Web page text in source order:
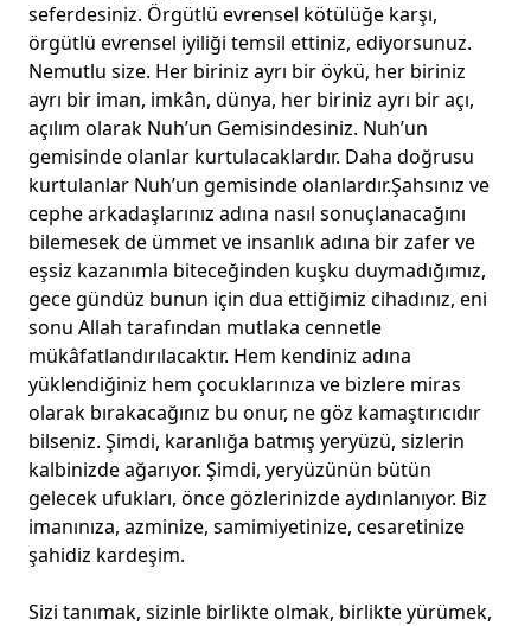
seferdesiniz. Örgütlü evrensel kötülüğe karşı,
örgütlü evrensel iyiliği temsil ettiniz, ediyorsunuz.
Nemutlu size. Her biriniz ayrı bir öykü, her biriniz
ayrı bir iman, imkân, dünya, her biriniz ayrı bir açı,
açılım olarak Nuh’un Gemisindesiniz. Nuh’un
gemisinde olanlar kurtulacaklardır. Daha doğrusu
kurtulanlar Nuh’un gemisinde olanlardır.Şahsınız ve
cephe arkadaşlarınız adına nasıl sonuçlanacağını
bilemesek de ümmet ve insanlık adına bir zafer ve
eşsiz kazanımla biteceğinden kuşku duymadığımız,
gece gündüz bunun için dua ettiğimiz cihadınız, eni
sonu Allah tarafından mutlaka cennetle
mükâfatlandırılacaktır. Hem kendiniz adına
yüklendiğiniz hem çocuklarınıza ve bizlere miras
olarak bırakacağınız bu onur, ne göz kamaştırıcıdır
bilseniz. Şimdi, karanlığa batmış yeryüzü, sizlerin
kalbinizde ağarıyor. Şimdi, yeryüzünün bütün
gelecek ufukları, önce gözlerinizde aydınlanıyor. Biz
imanınıza, azminize, samimiyetinize, cesaretinize
şahidiz kardeşim.
Sizi tanımak, sizinle birlikte olmak, birlikte yürümek,